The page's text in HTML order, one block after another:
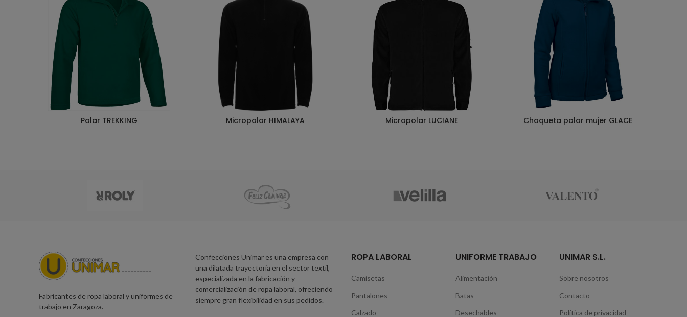
Polar TREKKING Micropolar HIMALAYA Micropolar LUCIANE Chaqueta polar mujer GLACE
Fabricantes de ropa laboral y uniformes de
trabajo en Zaragoza.
Confecciones Unimar es una empresa con
una dilatada trayectoria en el sector textil,
especializada en la fabricación y
comercialización de ropa laboral, ofreciendo
siempre gran flexibilidad en sus pedidos.
ROPA LABORAL
Camisetas
Pantalones
Calzado
UNIFORME TRABAJO
Alimentación
Batas
Desechables
UNIMAR S.L.
Sobre nosotros
Contacto
Política de privacidad